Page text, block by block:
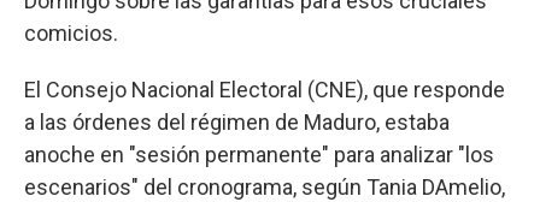
comicios.
El Consejo Nacional Electoral (CNE), que responde
a las órdenes del régimen de Maduro, estaba
anoche en "sesión permanente" para analizar "los
escenarios" del cronograma, según Tania DAmelio,